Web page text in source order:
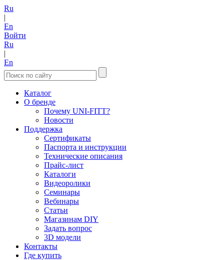
Ru
|
En
Войти
Ru
|
En
Каталог
О бренде
Почему UNI-FITT?
Новости
Поддержка
Сертификаты
Паспорта и инструкции
Технические описания
Прайс-лист
Каталоги
Видеоролики
Семинары
Вебинары
Статьи
Магазинам DIY
Задать вопрос
3D модели
Контакты
Где купить